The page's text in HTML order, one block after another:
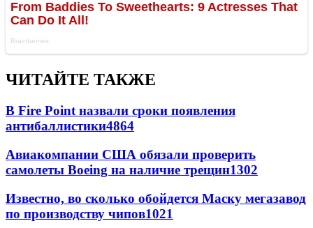
ЧИТАЙТЕ ТАКЖЕ
В Fire Point назвали сроки появления
антибаллистики4864
Авиакомпании США обязали проверить
самолеты Boeing на наличие трещин1302
Известно, во сколько обойдется Маску мегазавод
по производству чипов1021